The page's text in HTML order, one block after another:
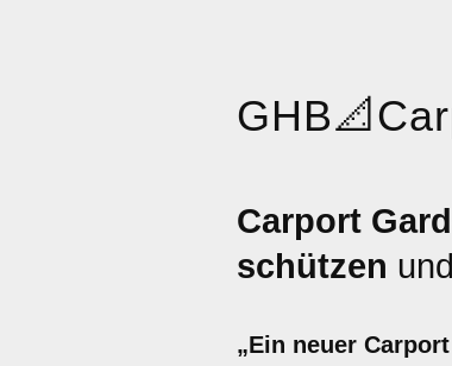
GHB📐
Carport
schützen und
„Ein neuer